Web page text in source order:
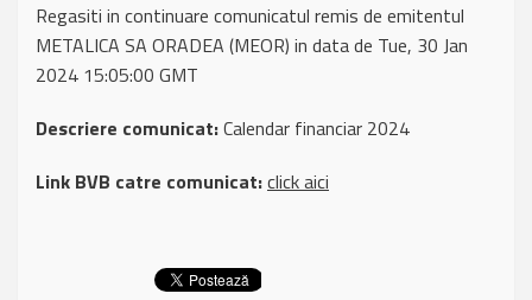
Regasiti in continuare comunicatul remis de emitentul
METALICA SA ORADEA (MEOR) in data de Tue, 30 Jan
2024 15:05:00 GMT
Descriere comunicat:Calendar financiar 2024
Link BVB catre comunicat:click aici